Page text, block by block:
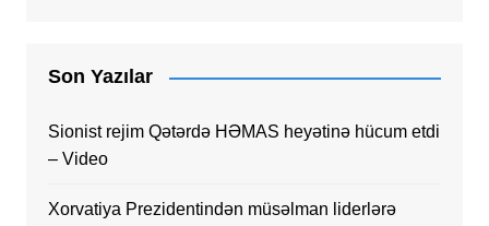
Son Yazılar
Sionist rejim Qətərdə HƏMAS heyətinə hücum etdi
– Video
Xorvatiya Prezidentindən müsəlman liderlərə